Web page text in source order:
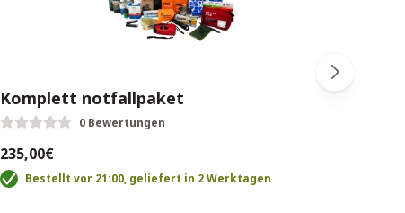
Komplett notfallpaket
0 Bewertungen
235,00€
Bestellt vor 21:00, geliefert in 2 Werktagen